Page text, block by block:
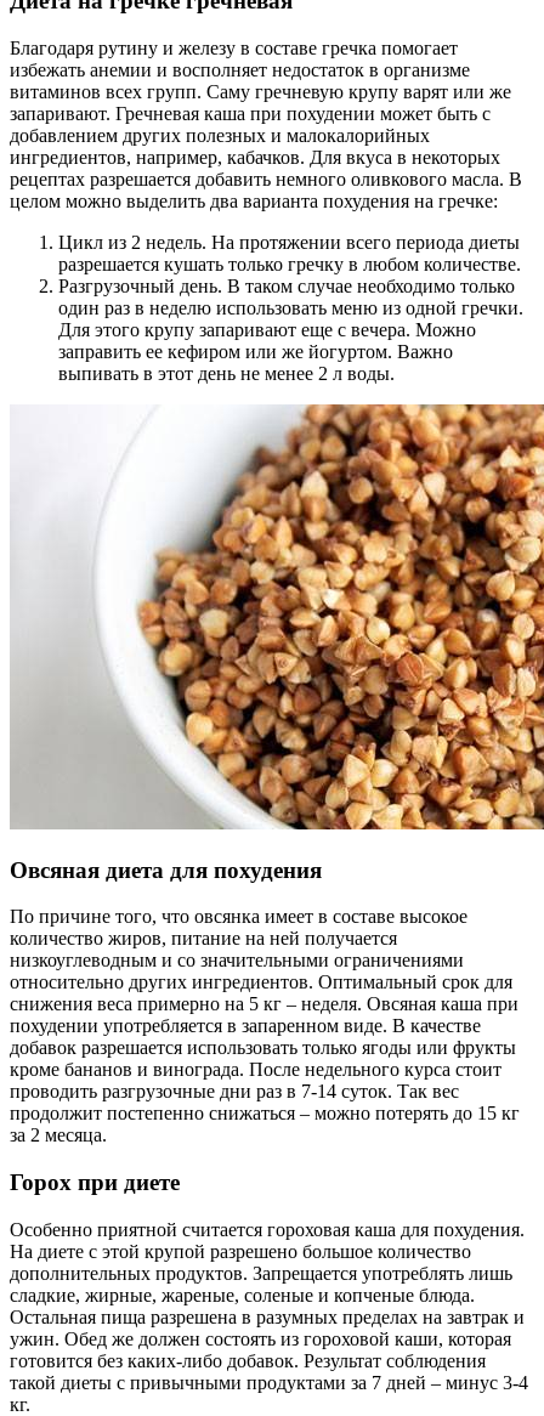
Благодаря рутину и железу в составе гречка помогает
избежать анемии и восполняет недостаток в организме
витаминов всех групп. Саму гречневую крупу варят или же
запаривают. Гречневая каша при похудении может быть с
добавлением других полезных и малокалорийных
ингредиентов, например, кабачков. Для вкуса в некоторых
рецептах разрешается добавить немного оливкового масла. В
целом можно выделить два варианта похудения на гречке:
Цикл из 2 недель. На протяжении всего периода диеты
разрешается кушать только гречку в любом количестве.
Разгрузочный день. В таком случае необходимо только
один раз в неделю использовать меню из одной гречки.
Для этого крупу запаривают еще с вечера. Можно
заправить ее кефиром или же йогуртом. Важно
выпивать в этот день не менее 2 л воды.
Овсяная диета для похудения
По причине того, что овсянка имеет в составе высокое
количество жиров, питание на ней получается
низкоуглеводным и со значительными ограничениями
относительно других ингредиентов. Оптимальный срок для
снижения веса примерно на 5 кг – неделя. Овсяная каша при
похудении употребляется в запаренном виде. В качестве
добавок разрешается использовать только ягоды или фрукты
кроме бананов и винограда. После недельного курса стоит
проводить разгрузочные дни раз в 7-14 суток. Так вес
продолжит постепенно снижаться – можно потерять до 15 кг
за 2 месяца.
Горох при диете
Особенно приятной считается гороховая каша для похудения.
На диете с этой крупой разрешено большое количество
дополнительных продуктов. Запрещается употреблять лишь
сладкие, жирные, жареные, соленые и копченые блюда.
Остальная пища разрешена в разумных пределах на завтрак и
ужин. Обед же должен состоять из гороховой каши, которая
готовится без каких-либо добавок. Результат соблюдения
такой диеты с привычными продуктами за 7 дней – минус 3-4
кг.